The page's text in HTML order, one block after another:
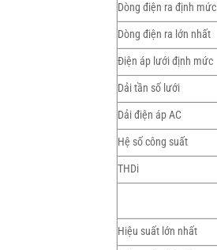
Dòng điện ra định mức
Dòng điện ra lớn nhất
Điện áp lưới định mức
Dải tần số lưới
Dải điện áp AC
Hệ số công suất
THDi
Hiệu suất lớn nhất